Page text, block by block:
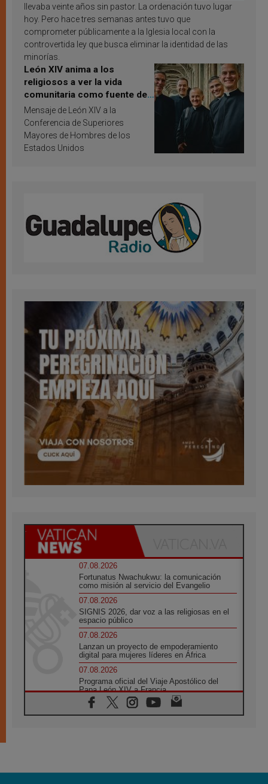
llevaba veinte años sin pastor. La ordenación tuvo lugar
hoy. Pero hace tres semanas antes tuvo que
comprometer públicamente a la Iglesia local con la
controvertida ley que busca eliminar la identidad de las
minorías.
León XIV anima a los
religiosos a ver la vida
comunitaria como fuente de
inspiración y santificación
Mensaje de León XIV a la
Conferencia de Superiores
Mayores de Hombres de los
Estados Unidos
07.08.2026
Fortunatus Nwachukwu: la comunicación
como misión al servicio del Evangelio
07.08.2026
SIGNIS 2026, dar voz a las religiosas en el
espacio público
07.08.2026
Lanzan un proyecto de empoderamiento
digital para mujeres líderes en África
07.08.2026
Programa oficial del Viaje Apostólico del
Papa León XIV a Francia
07.08.2026
Obispos de Ecuador: El bien de las familias
06.08.2026